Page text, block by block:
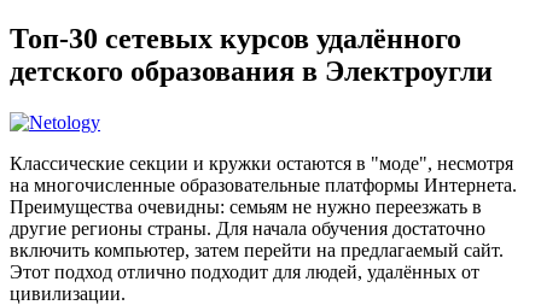
Топ-30 сетевых курсов удалённого
детского образования в Электроугли
Классические секции и кружки остаются в "моде", несмотря
на многочисленные образовательные платформы Интернета.
Преимущества очевидны: семьям не нужно переезжать в
другие регионы страны. Для начала обучения достаточно
включить компьютер, затем перейти на предлагаемый сайт.
Этот подход отлично подходит для людей, удалённых от
цивилизации.